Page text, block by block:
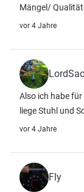
Mängel/
vor 4 Jahre
Also ich habe
liege Stuhl und
vor 4 Jahre
Fly